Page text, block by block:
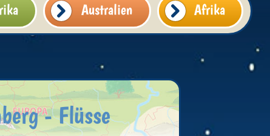
Australien Afrika
- Flüsse